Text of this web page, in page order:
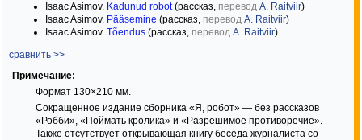
Isaac Asimov. Kadunud robot(рассказ, перевод A. Raitviir)
Isaac Asimov. Pääsemine (рассказ, перевод A. Raitviir)
Isaac Asimov. Tõendus (рассказ, перевод A. Raitviir)
сравнить >>
Примечание:
Формат 130×210 мм.
Сокращенное издание сборника «Я, робот» — без рассказов
«Робби», «Поймать кролика» и «Разрешимое противоречие».
Также отсутствует открывающая книгу беседа журналиста со